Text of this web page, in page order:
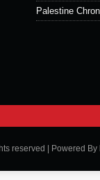
Palestine
reserved | Powered By